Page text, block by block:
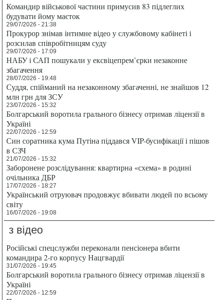
Командир військової частини примусив 83 підлеглих
будувати йому маєток
29/07/2026 - 21:38
Прокурор знімав інтимне відео у службовому кабінеті і
розсилав співробітницям суду
29/07/2026 - 17:09
НАБУ і САП пошукали у ексвіцепрем’єрки незаконне
збагачення
28/07/2026 - 19:48
Суддя, спійманий на незаконному збагаченні, не знайшов 12
млн грн для ЗСУ
23/07/2026 - 15:32
Болгарський воротила грального бізнесу отримав ліцензії в
Україні
22/07/2026 - 12:59
Син соратника кума Путіна піддався VIP-бусифікації і пішов
в СЗЧ
21/07/2026 - 15:32
Заборонене розслідування: квартирна «схема» в родині
очільника ДБР
17/07/2026 - 18:27
Український отруювач продовжує вбивати людей по всьому
світу
16/07/2026 - 19:08
з відео
Російські спецслужби переконали пенсіонера вбити
командира 2-го корпусу Нацгвардії
31/07/2026 - 19:45
Болгарський воротила грального бізнесу отримав ліцензії в
Україні
22/07/2026 - 12:59